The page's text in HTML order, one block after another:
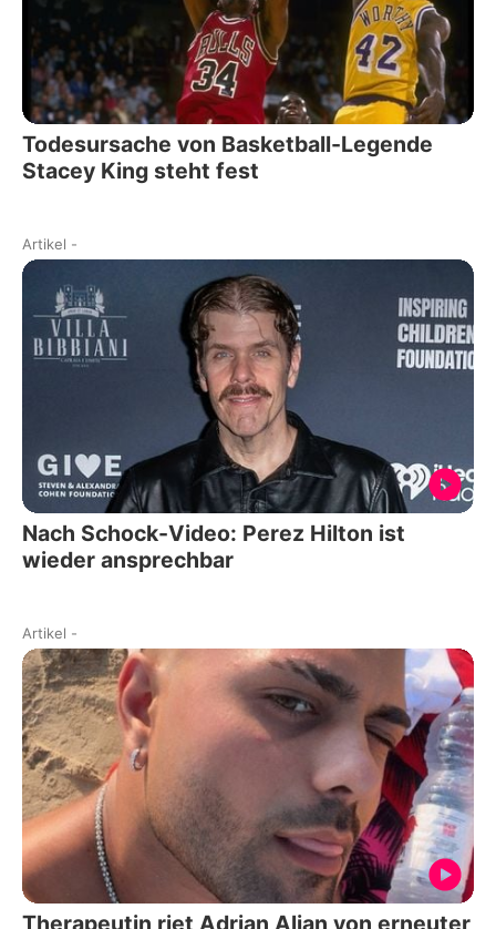
Todesursache von Basketball-Legende
Stacey King steht fest
Artikel -
Nach Schock-Video: Perez Hilton ist
wieder ansprechbar
Artikel -
Therapeutin riet Adrian Alian von erneuter